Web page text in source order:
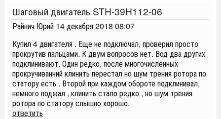
Шаговый двигатель STH-39H112-06
Райнич Юрий 14 декабря 2018 08:07
Купил 4 двигателя . Еще не подключал, проверил просто
прокрутив пальцами. К двум вопросов нет. Вод два других
подклинивают. Один редко, после многочисленных
прокручиванний клинить перестал но шум трения ротора по
статору есть . Второй при каждом обороте подклинивал,
немного поджал , клинить стало редко , но шум трения
ротора по статору слышно хорошо.
ответить